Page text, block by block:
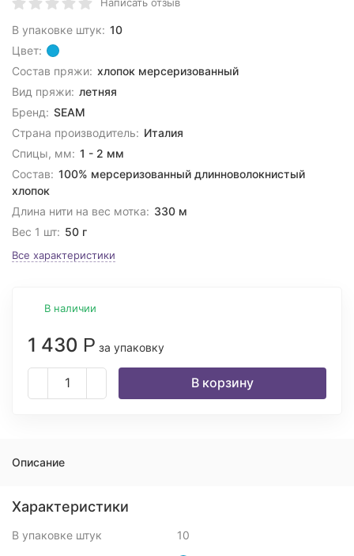
В упаковке штук: 10
Цвет:
Состав пряжи: хлопок мерсеризованный
Вид пряжи: летняя
Бренд: SEAM
Страна производитель: Италия
Спицы, мм: 1 - 2 мм
Состав: 100% мерсеризованный длинноволокнистый
хлопок
Длина нити на вес мотка: 330 м
Вес 1 шт: 50 г
Все характеристики
В наличии
1 430 Р за упаковку
В корзину
Описание
Характеристики
В упаковке штук 10